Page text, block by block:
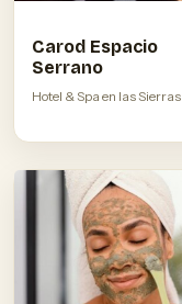
Carod Espacio
Serrano
Hotel & Spa en las Sierras